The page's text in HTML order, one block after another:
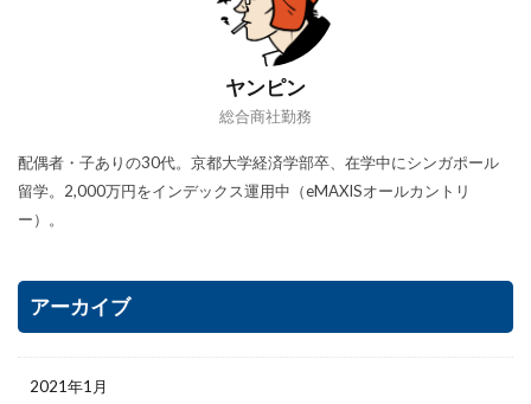
ヤンピン
総合商社勤務
配偶者・子ありの30代。京都大学経済学部卒、在学中にシンガポール
留学。2,000万円をインデックス運用中（eMAXISオールカントリ
ー）。
アーカイブ
2021年1月